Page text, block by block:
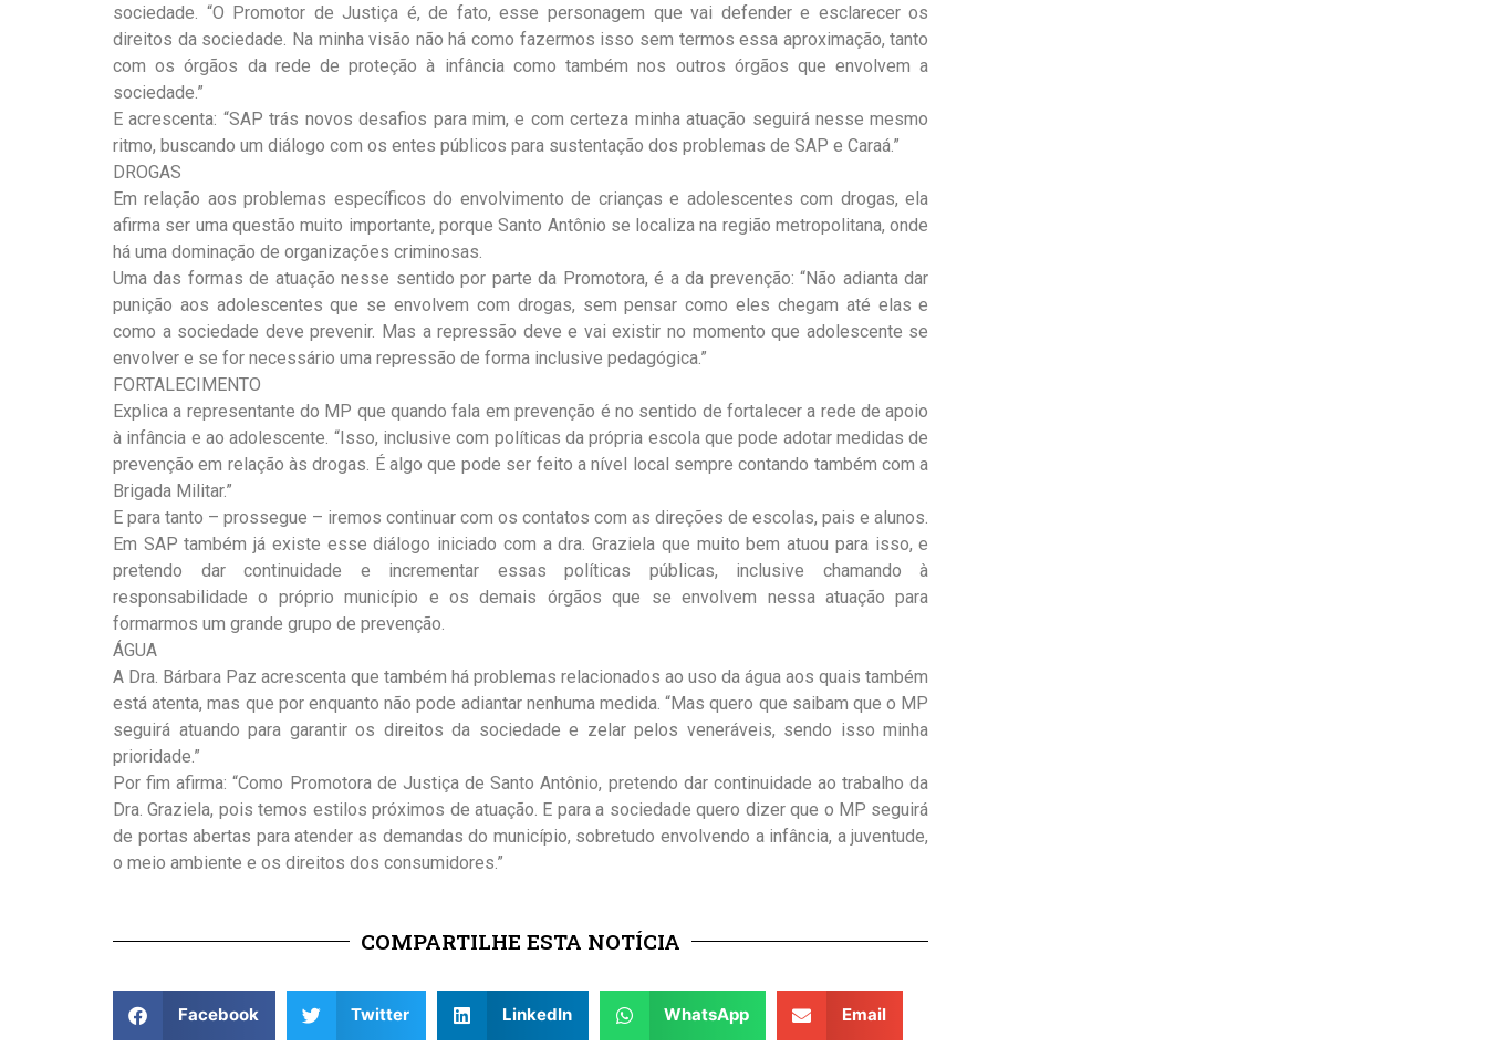
sociedade. “O Promotor de Justiça é, de fato, esse personagem que vai defender e esclarecer os
direitos da sociedade. Na minha visão não há como fazermos isso sem termos essa aproximação, tanto
com os órgãos da rede de proteção à infância como também nos outros órgãos que envolvem a
sociedade.”
E acrescenta: “SAP trás novos desafios para mim, e com certeza minha atuação seguirá nesse mesmo
ritmo, buscando um diálogo com os entes públicos para sustentação dos problemas de SAP e Caraá.”
DROGAS
Em relação aos problemas específicos do envolvimento de crianças e adolescentes com drogas, ela
afirma ser uma questão muito importante, porque Santo Antônio se localiza na região metropolitana, onde
há uma dominação de organizações criminosas.
Uma das formas de atuação nesse sentido por parte da Promotora, é a da prevenção: “Não adianta dar
punição aos adolescentes que se envolvem com drogas, sem pensar como eles chegam até elas e
como a sociedade deve prevenir. Mas a repressão deve e vai existir no momento que adolescente se
envolver e se for necessário uma repressão de forma inclusive pedagógica.”
FORTALECIMENTO
Explica a representante do MP que quando fala em prevenção é no sentido de fortalecer a rede de apoio
à infância e ao adolescente. “Isso, inclusive com políticas da própria escola que pode adotar medidas de
prevenção em relação às drogas. É algo que pode ser feito a nível local sempre contando também com a
Brigada Militar.”
E para tanto – prossegue – iremos continuar com os contatos com as direções de escolas, pais e alunos.
Em SAP também já existe esse diálogo iniciado com a dra. Graziela que muito bem atuou para isso, e
pretendo dar continuidade e incrementar essas políticas públicas, inclusive chamando à
responsabilidade o próprio município e os demais órgãos que se envolvem nessa atuação para
formarmos um grande grupo de prevenção.
ÁGUA
A Dra. Bárbara Paz acrescenta que também há problemas relacionados ao uso da água aos quais também
está atenta, mas que por enquanto não pode adiantar nenhuma medida. “Mas quero que saibam que o MP
seguirá atuando para garantir os direitos da sociedade e zelar pelos veneráveis, sendo isso minha
prioridade.”
Por fim afirma: “Como Promotora de Justiça de Santo Antônio, pretendo dar continuidade ao trabalho da
Dra. Graziela, pois temos estilos próximos de atuação. E para a sociedade quero dizer que o MP seguirá
de portas abertas para atender as demandas do município, sobretudo envolvendo a infância, a juventude,
o meio ambiente e os direitos dos consumidores.”
COMPARTILHE ESTA NOTÍCIA
Facebook Twitter LinkedIn WhatsApp Email